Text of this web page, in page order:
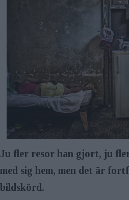
Ju fler resor han gjort, ju
med sig hem, men det är
bildskörd.